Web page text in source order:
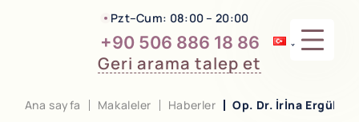
HIZMETLER
Pzt–Cum: 08:00 – 20:00
+90 506 886 18 86
Geri arama talep et
Ana sayfa Makaleler Haberler Op. Dr. İrİna Ergül